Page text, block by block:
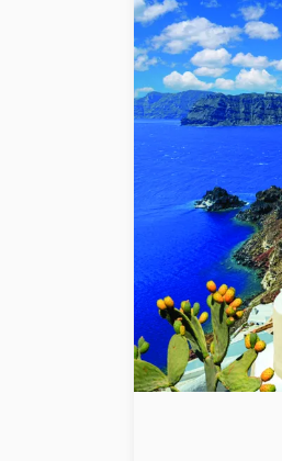
Artistes
Accessoires
Puzzles en bois
Peinture au numéro